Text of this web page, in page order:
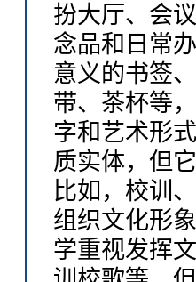
扮大厅、会
念品和日常
意义的书签
带、茶杯等
字和艺术形
质实体，但
比如，校训
组织文化形
学重视发挥